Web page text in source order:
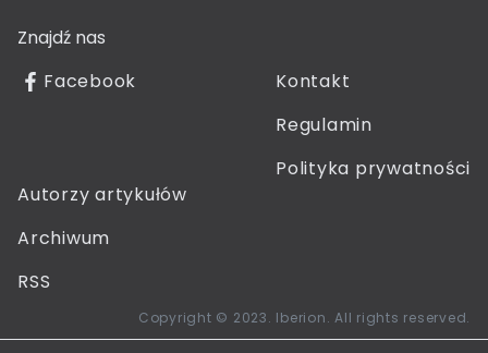
Znajdź nas
Facebook
Kontakt
Regulamin
Polityka prywatności
Autorzy artykułów
Archiwum
RSS
Copyright © 2023. Iberion. All rights reserved.